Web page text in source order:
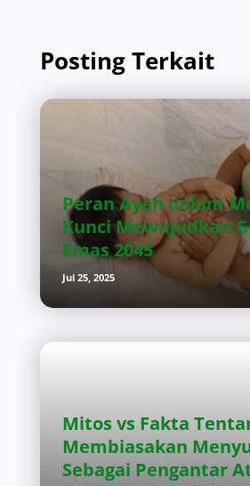
Posting Terkait
Peran Ayah dalam
Kunci Mewujudkan
Emas 2045
Jul 25, 2025
Mitos vs Fakta
Membiasakan
Sebagai Pengantar